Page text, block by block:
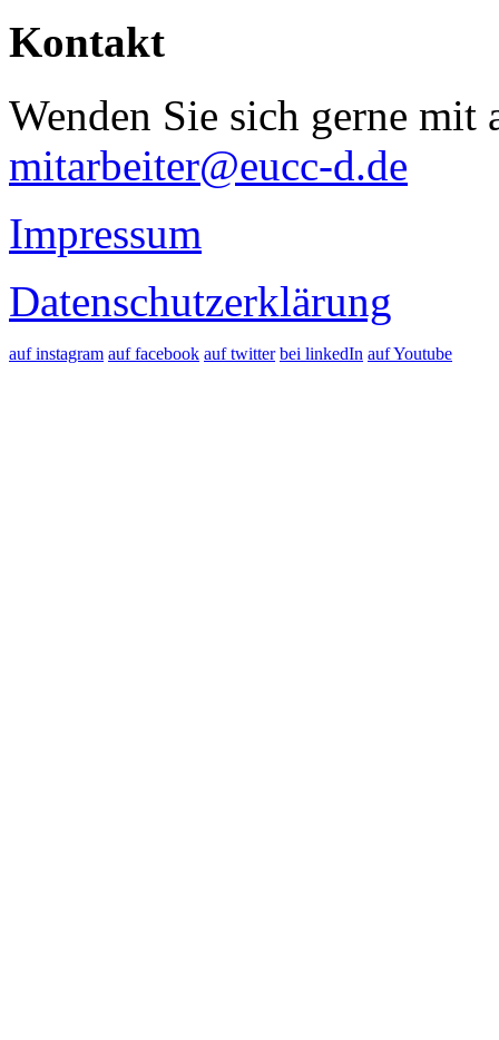
Kontakt
Wenden Sie sich gerne mit
mitarbeiter@eucc-d.de
Impressum
Datenschutzerklärung
auf instagram auf facebook auf twitter bei linkedIn auf Youtube